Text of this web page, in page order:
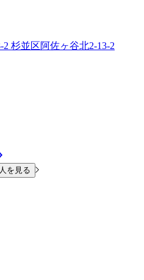
杉並区阿佐ヶ谷北2-13-2
を見る